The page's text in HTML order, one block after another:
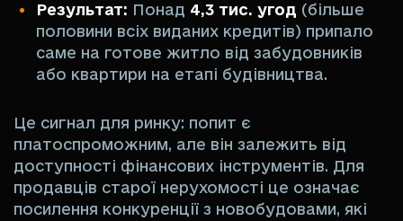
Результат: Понад 4,3 тис. угод (більше
половини всіх виданих кредитів) припало
саме на готове житло від забудовників
або квартири на етапі будівництва.
Це сигнал для ринку: попит є
платоспроможним, але він залежить від
доступності фінансових інструментів. Для
продавців старої нерухомості це означає
посилення конкуренції з новобудовами, які